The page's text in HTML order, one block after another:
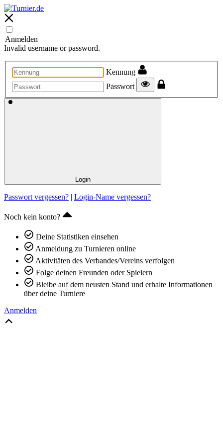
Anmelden
Invalid username or password.
Kennung
Passwort
Login
Passwort vergessen? | Login-Name vergessen?
Noch kein konto?
Deine Statistiken einsehen
Anmeldung zu Turnieren online
Aktivitäten des Verbandes/Vereins verfolgen
Folge deinen Freunden oder Spielern
Bleibe auf dem neusten Stand und erhalte Informationen
über deine Turniere
Anmelden